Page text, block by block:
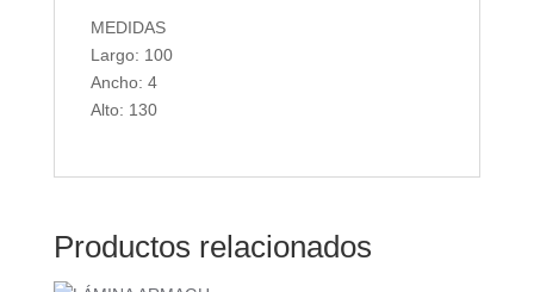
MEDIDAS
Largo: 100
Ancho: 4
Alto: 130
Productos relacionados